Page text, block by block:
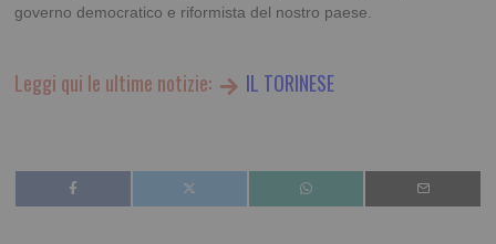
governo democratico e riformista del nostro paese.
Leggi qui le ultime notizie: IL TORINESE